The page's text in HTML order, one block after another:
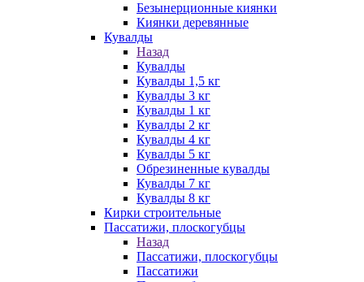
Безынерционные киянки
Киянки деревянные
Кувалды
Назад
Кувалды
Кувалды 1,5 кг
Кувалды 3 кг
Кувалды 1 кг
Кувалды 2 кг
Кувалды 4 кг
Кувалды 5 кг
Обрезиненные кувалды
Кувалды 7 кг
Кувалды 8 кг
Кирки строительные
Пассатижи, плоскогубцы
Назад
Пассатижи, плоскогубцы
Пассатижи